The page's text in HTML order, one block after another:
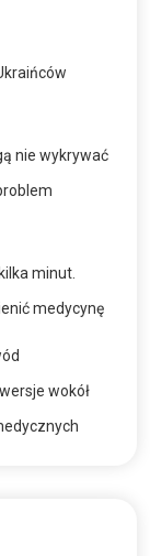
nie wykrywać
minut.
medycynę
wokół